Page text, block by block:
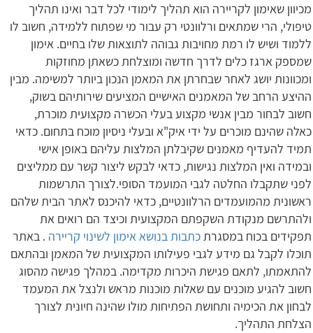
מכיוון שאימון לקריירה הוא תהליך לימודי לכל דבר ואינו תהליך
טיפולי, הרי שמתאים ורלוונטי רק עבור מי שפתוח ללמידה, חשוב לו
ללמוד ושיש לו רמת מחויבות גבוהה לתוצאות שלו בחיים. אימון
שמספק ארגז כלים לדרך חדשה ומוצלחת כשאתן מחוזקות
ומכוונות יושג לאחר שבחרתן את המאמן הנכון ביותר למשימה. מבין
ההיצע הרחב של המאמנים האישיים המציעים שירותיהם בשוק,
חשוב לבחור מבין אנשי מקצוע בעלי הכשרה מקצועית מוכרת,
כאלה שהינם מוכרים על ידי איק"א ובעלי ניסיון מוכח בתחום. כדאי
תמיד להעדיף מאמנים שקיבלתן המלצות עליהם באופן אישי
ובמידה ואין המלצות נגישות, כדאי לבקש ליצור קשר עם ממליצים
לפני שתקבלו החלטה לגבי המועמד הסופי.לצורך התרשמות
ראשונית מהמועמדים הרלוונטיים, כדאי להיכנס לאתר הבית שלהם
ולהתרשם מנקודת השקפתם המקצועית וכיצד הם רואים את
תפקידים בכוח במסגרתכתבות בנושא אימון לשינוי קריירה . באתר
תוכלו לקבל גם מידע לגבי פעילותו המקצועית של המאמן ובהתאם
להתאמתו, לתאם פגישת היכרות מקדימה. במהלך פגישה מהסוג
חשוב להגיע מוכנים עם שאלות מוכנות מראש ולנצל את המעמד
לבחון את הכימיה ותחושת הפתיחות מולו שהינה חיונית לצורך
הצלחת התהליך.